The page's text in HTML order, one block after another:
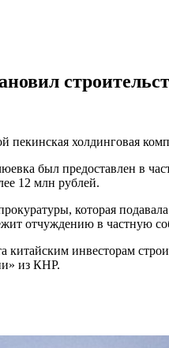
пекинская холдинговая
был предоставлен в
12 млн рублей.
которая
отчуждению в частную
китайским инвесторам
из КНР.